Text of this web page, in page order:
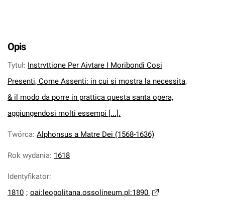
Opis
Tytuł: Instrvttione Per Aivtare I Moribondi Cosi
Presenti, Come Assenti: in cui si mostra la necessita,
& il modo da porre in prattica questa santa opera,
aggiungendosi molti essempi [...].
Twórca: Alphonsus a Matre Dei (1568-1636)
Rok wydania: 1618
Identyfikator:
1810 ; oai:leopolitana.ossolineum.pl:1890